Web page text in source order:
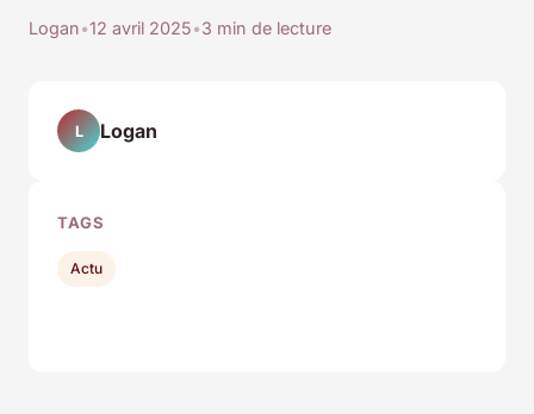
Logan•12 avril 2025•3 min de lecture
L Logan
TAGS
Actu